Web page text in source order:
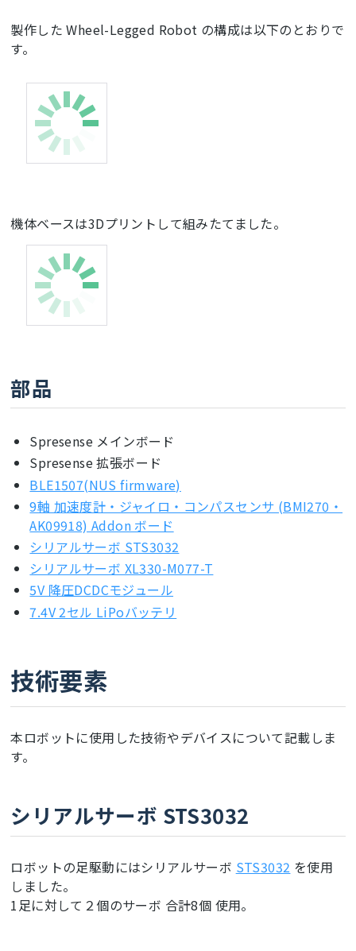
製作した Wheel-Legged Robot の構成は以下のとおりで
す。
機体ベースは3Dプリントして組みたてました。
部品
Spresense メインボード
Spresense 拡張ボード
BLE1507(NUS firmware)
9軸 加速度計・ジャイロ・コンパスセンサ (BMI270・
AK09918) Addon ボード
シリアルサーボ STS3032
シリアルサーボ XL330-M077-T
5V 降圧DCDCモジュール
7.4V 2セル LiPoバッテリ
技術要素
本ロボットに使用した技術やデバイスについて記載しま
す。
シリアルサーボ STS3032
ロボットの足駆動にはシリアルサーボ STS3032 を使用
しました。
1足に対して２個のサーボ 合計8個 使用。